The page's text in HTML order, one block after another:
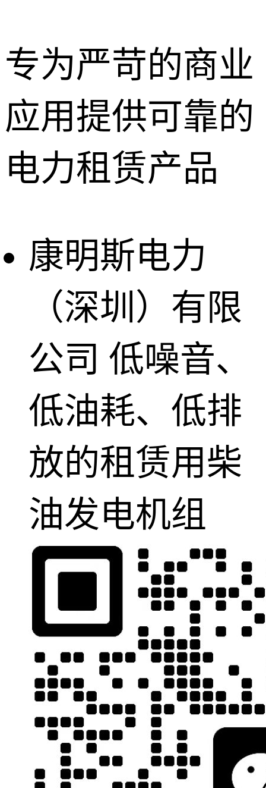
专为严苛的商业
应用提供可靠的
电力租赁产品
康明斯电力
（深圳）有限
公司 低噪音、
低油耗、低排
放的租赁用柴
油发电机组
深圳租赁服
惠州租赁服
务
东莞租赁服